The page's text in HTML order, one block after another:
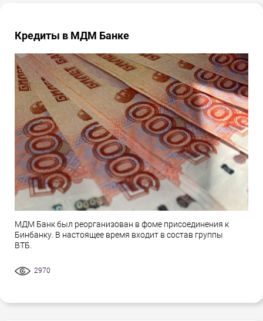
Кредиты в МДМ Банке
МДМ Банк был реорганизован в фоме присоединения к
Бинбанку. В настоящее время входит в состав группы
ВТБ.
2970